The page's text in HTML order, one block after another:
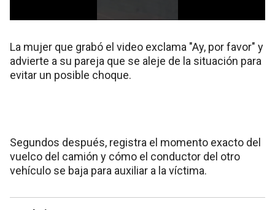
La mujer que grabó el video exclama "Ay, por favor" y
advierte a su pareja que se aleje de la situación para
evitar un posible choque.
Segundos después, registra el momento exacto del
vuelco del camión y cómo el conductor del otro
vehículo se baja para auxiliar a la víctima.